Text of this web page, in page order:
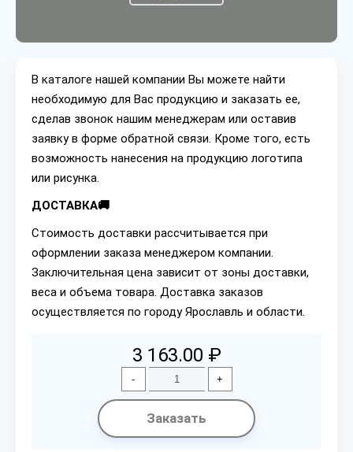
В каталоге нашей компании Вы можете найти
необходимую для Вас продукцию и заказать ее,
сделав звонок нашим менеджерам или оставив
заявку в форме обратной связи. Кроме того, есть
возможность нанесения на продукцию логотипа
или рисунка.
ДОСТАВКА🚚
Стоимость доставки рассчитывается при
оформлении заказа менеджером компании.
Заключительная цена зависит от зоны доставки,
веса и объема товара. Доставка заказов
осуществляется по городу Ярославль и области.
3 163.00 ₽
- +
Заказать